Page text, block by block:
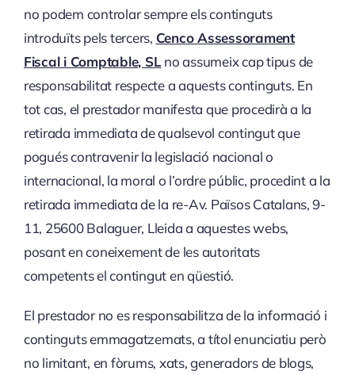
no podem controlar sempre els continguts
introduïts pels tercers, Cenco Assessorament
Fiscal i Comptable, SLno assumeix cap tipus de
responsabilitat respecte a aquests continguts. En
tot cas, el prestador manifesta que procedirà a la
retirada immediata de qualsevol contingut que
pogués contravenir la legislació nacional o
internacional, la moral o l’ordre públic, procedint a la
retirada immediata de la re-Av. Països Catalans, 9-
11, 25600 Balaguer, Lleida a aquestes webs,
posant en coneixement de les autoritats
competents el contingut en qüestió.
El prestador no es responsabilitza de la informació i
continguts emmagatzemats, a títol enunciatiu però
no limitant, en fòrums, xats, generadors de blogs,